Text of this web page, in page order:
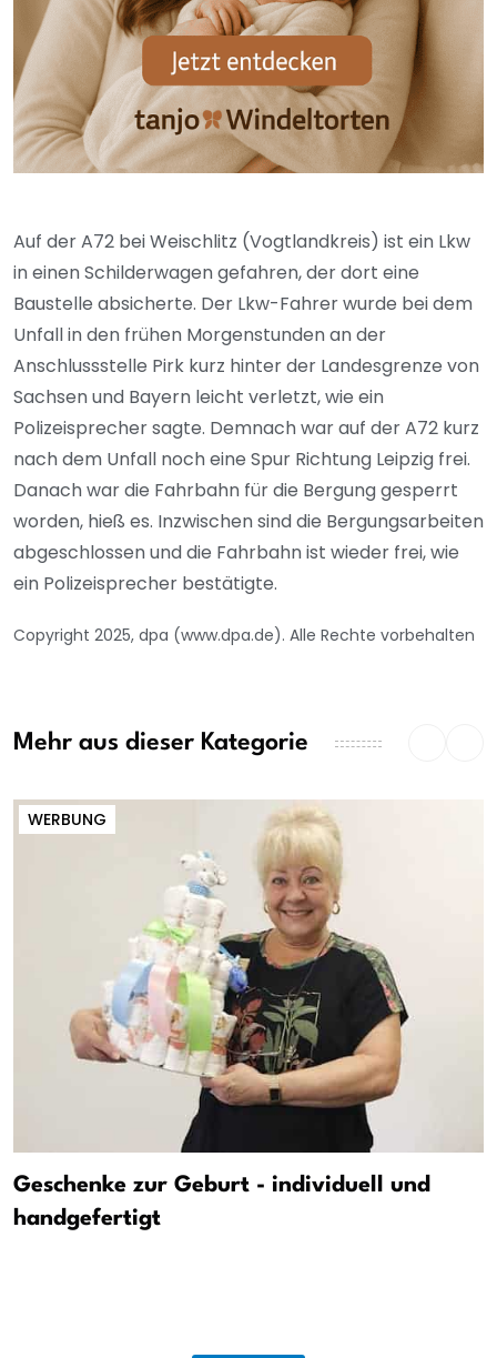
Auf der A72 bei Weischlitz (Vogtlandkreis) ist ein Lkw
in einen Schilderwagen gefahren, der dort eine
Baustelle absicherte. Der Lkw-Fahrer wurde bei dem
Unfall in den frühen Morgenstunden an der
Anschlussstelle Pirk kurz hinter der Landesgrenze von
Sachsen und Bayern leicht verletzt, wie ein
Polizeisprecher sagte. Demnach war auf der A72 kurz
nach dem Unfall noch eine Spur Richtung Leipzig frei.
Danach war die Fahrbahn für die Bergung gesperrt
worden, hieß es. Inzwischen sind die Bergungsarbeiten
abgeschlossen und die Fahrbahn ist wieder frei, wie
ein Polizeisprecher bestätigte.
Copyright 2025, dpa (www.dpa.de). Alle Rechte vorbehalten
Mehr aus dieser Kategorie
WERBUNG
Geschenke zur Geburt - individuell und
handgefertigt